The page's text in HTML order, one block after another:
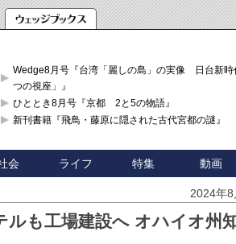
Wedge8月号『台湾「麗しの島」の実像 日台新時
つの視座」』
ひととき8月号『京都 2と5の物語』
新刊書籍『飛鳥・藤原に隠された古代宮都の謎』
会 ライフ 特集 動画
2024年8
ルも工場建設へ オハイオ州